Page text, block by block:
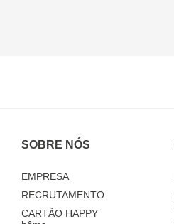
SOBRE NÓS
EMPRESA
RECRUTAMENTO
CARTÃO HAPPY